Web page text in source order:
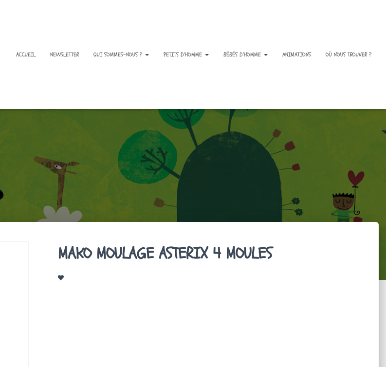
ACCUEIL NEWSLETTER QUI SOMMES-NOUS ? PETITS D’HOMME BÉBÉS D’HOMME ANIMATIONS OÙ NOUS TROUVER ?
MAKO MOULAGE ASTERIX 4 MOULES